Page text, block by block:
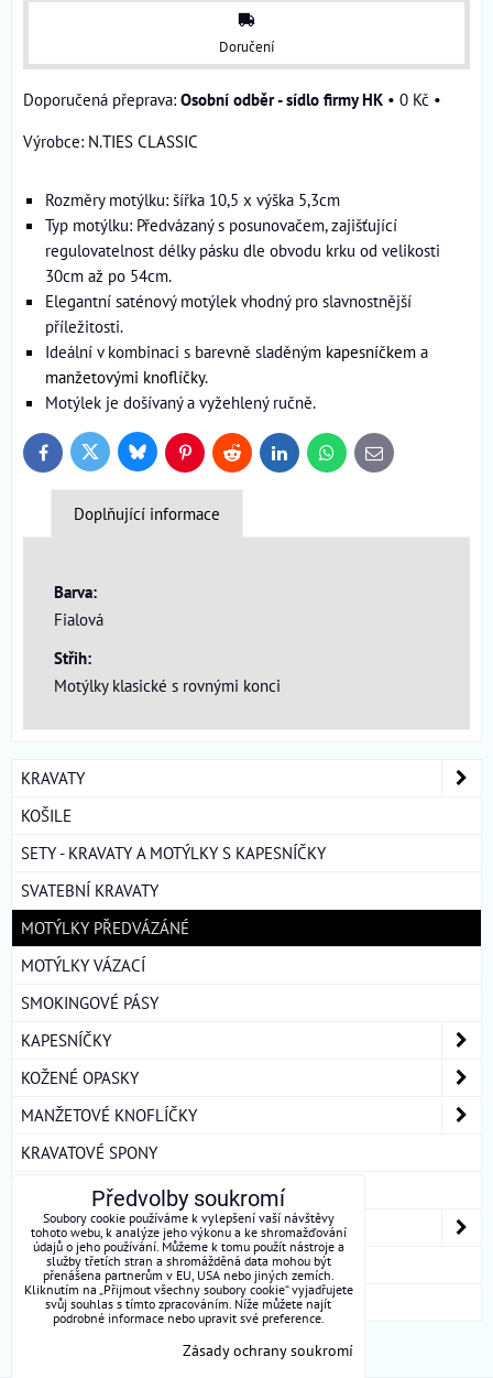
Doručení
Osobní odběr - sídlo firmy HK • 0 Kč •
Výrobce: N.TIES CLASSIC
Rozměry motýlku: šířka 10,5 x výška 5,3cm
Typ motýlku: Předvázaný s posunovačem, zajišťující
regulovatelnost délky pásku dle obvodu krku od velikosti
30cm až po 54cm.
Elegantní saténový motýlek vhodný pro slavnostnější
příležitosti.
Ideální v kombinaci s barevně sladěným kapesníčkem a
manžetovými knoflíčky.
Motýlek je došívaný a vyžehlený ručně.
FacebookTwitter BlueskyPinterestReddit LinkedInWhatsApp
E-
mail
Doplňující informace
Barva:
Fialová
Střih:
Motýlky klasické s rovnými konci
KRAVATY
KOŠILE
SETY - KRAVATY A MOTÝLKY S KAPESNÍČKY
SVATEBNÍ KRAVATY
MOTÝLKY PŘEDVÁZÁNÉ
MOTÝLKY VÁZACÍ
SMOKINGOVÉ PÁSY
KAPESNÍČKY
KOŽENÉ OPASKY
MANŽETOVÉ KNOFLÍČKY
KRAVATOVÉ SPONY
DÁMSKÉ ŠÁTKY A ŠÁLY
DÁRKOVÁ BALENÍ
ROUŠKY BAVLNA
Předvolby soukromí
Soubory cookie používáme k vylepšení vaší návštěvy
tohoto webu, k analýze jeho výkonu a ke shromažďování
údajů o jeho používání. Můžeme k tomu použít nástroje a
služby třetích stran a shromážděná data mohou být
přenášena partnerům v EU, USA nebo jiných zemích.
Kliknutím na „Přijmout všechny soubory cookie“ vyjadřujete
svůj souhlas s tímto zpracováním. Níže můžete najít
podrobné informace nebo upravit své preference.
Zásady ochrany soukromí